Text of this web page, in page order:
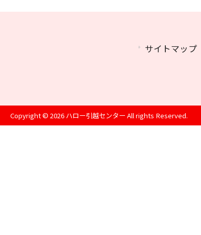
サイトマップ
Copyright © 2026 ハロー引越センター All rights Reserved.